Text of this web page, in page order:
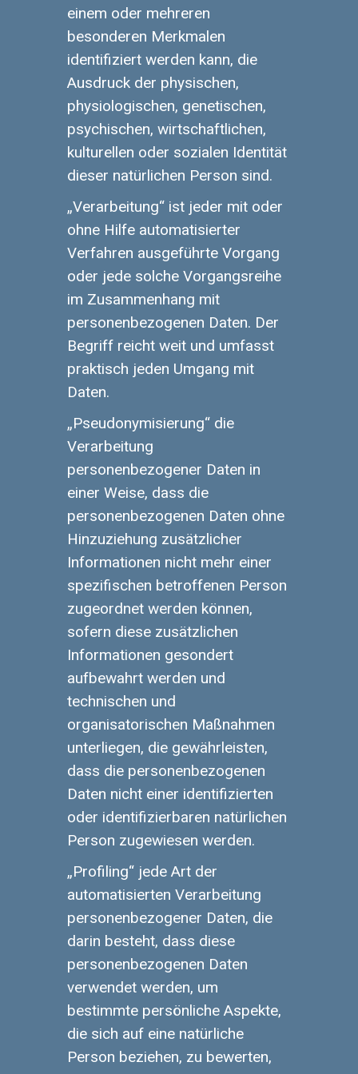
einem oder mehreren
besonderen Merkmalen
identifiziert werden kann, die
Ausdruck der physischen,
physiologischen, genetischen,
psychischen, wirtschaftlichen,
kulturellen oder sozialen Identität
dieser natürlichen Person sind.
„Verarbeitung“ ist jeder mit oder
ohne Hilfe automatisierter
Verfahren ausgeführte Vorgang
oder jede solche Vorgangsreihe
im Zusammenhang mit
personenbezogenen Daten. Der
Begriff reicht weit und umfasst
praktisch jeden Umgang mit
Daten.
„Pseudonymisierung“ die
Verarbeitung
personenbezogener Daten in
einer Weise, dass die
personenbezogenen Daten ohne
Hinzuziehung zusätzlicher
Informationen nicht mehr einer
spezifischen betroffenen Person
zugeordnet werden können,
sofern diese zusätzlichen
Informationen gesondert
aufbewahrt werden und
technischen und
organisatorischen Maßnahmen
unterliegen, die gewährleisten,
dass die personenbezogenen
Daten nicht einer identifizierten
oder identifizierbaren natürlichen
Person zugewiesen werden.
„Profiling“ jede Art der
automatisierten Verarbeitung
personenbezogener Daten, die
darin besteht, dass diese
personenbezogenen Daten
verwendet werden, um
bestimmte persönliche Aspekte,
die sich auf eine natürliche
Person beziehen, zu bewerten,